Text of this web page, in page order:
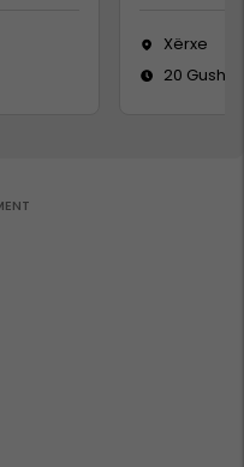
Xërxe
20 Gusht